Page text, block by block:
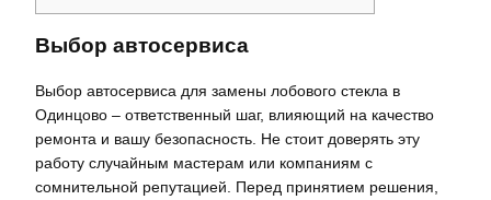
Выбор автосервиса
Выбор автосервиса для замены лобового стекла в
Одинцово – ответственный шаг, влияющий на качество
ремонта и вашу безопасность. Не стоит доверять эту
работу случайным мастерам или компаниям с
сомнительной репутацией. Перед принятием решения,